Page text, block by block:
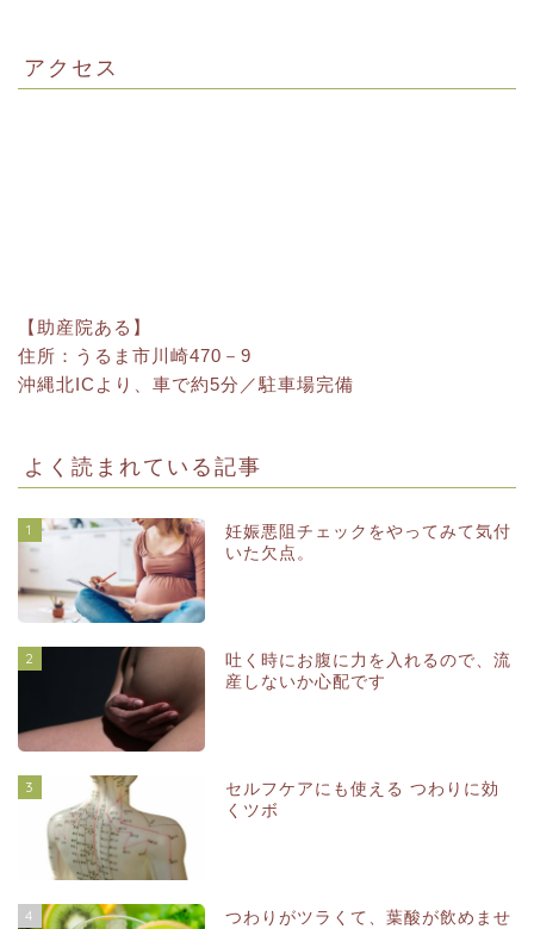
アクセス
【助産院ある】
住所：うるま市川崎470－9
沖縄北ICより、車で約5分／駐車場完備
よく読まれている記事
1
妊娠悪阻チェックをやってみて気付
いた欠点。
2
吐く時にお腹に力を入れるので、流
産しないか心配です
3
セルフケアにも使える つわりに効
くツボ
4
つわりがツラくて、葉酸が飲めませ